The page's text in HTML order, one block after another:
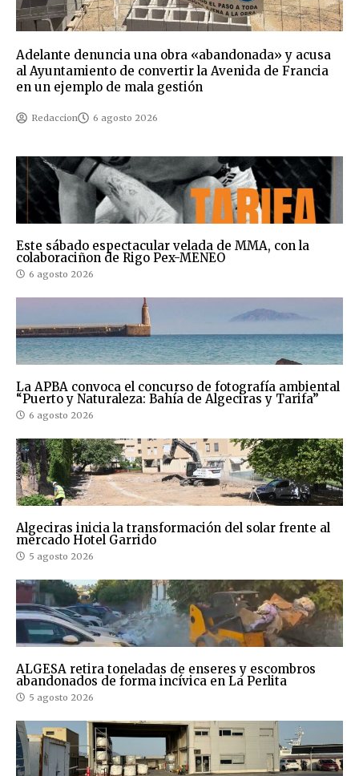
Adelante denuncia una obra «abandonada» y acusa
al Ayuntamiento de convertir la Avenida de Francia
en un ejemplo de mala gestión
Redaccion 6 agosto 2026
Este sábado espectacular velada de MMA, con la
colaboraciñon de Rigo Pex-MENEO
6 agosto 2026
La APBA convoca el concurso de fotografía ambiental
“Puerto y Naturaleza: Bahía de Algeciras y Tarifa”
6 agosto 2026
Algeciras inicia la transformación del solar frente al
mercado Hotel Garrido
5 agosto 2026
ALGESA retira toneladas de enseres y escombros
abandonados de forma incívica en La Perlita
5 agosto 2026